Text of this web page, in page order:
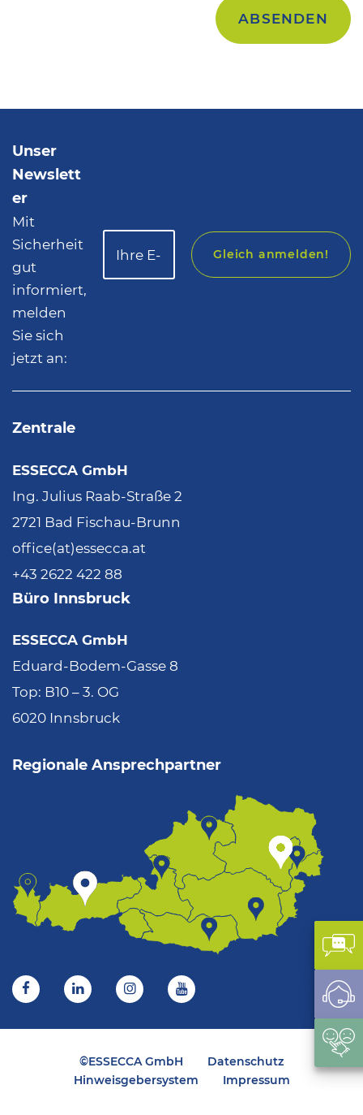
Unser
Newslett
er
Mit
Sicherheit
gut
informiert,
melden
Sie sich
jetzt an:
Gleich anmelden!
Zentrale
ESSECCA GmbH
Ing. Julius Raab-Straße 2
2721 Bad Fischau-Brunn
office(at)essecca.at
+43 2622 422 88
Büro Innsbruck
ESSECCA GmbH
Eduard-Bodem-Gasse 8
Top: B10 – 3. OG
6020 Innsbruck
Regionale Ansprechpartner
©ESSECCA GmbH
Datenschutz
Hinweisgebersystem
Impressum